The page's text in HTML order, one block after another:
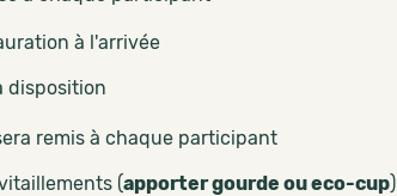
à l'arrivée
disposition
remis à chaque participant
(apporter gourde ou eco-cup)